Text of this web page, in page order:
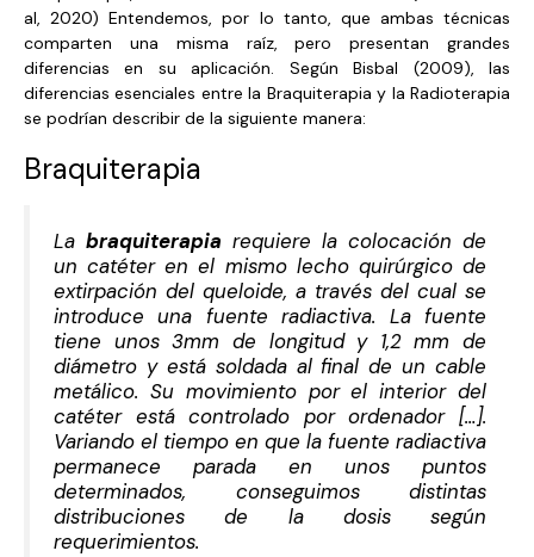
al, 2020) Entendemos, por lo tanto, que ambas técnicas
comparten una misma raíz, pero presentan grandes
diferencias en su aplicación. Según Bisbal (2009), las
diferencias esenciales entre la Braquiterapia y la Radioterapia
se podrían describir de la siguiente manera:
Braquiterapia
La braquiterapia requiere la colocación de
un catéter en el mismo lecho quirúrgico de
extirpación del queloide, a través del cual se
introduce una fuente radiactiva. La fuente
tiene unos 3mm de longitud y 1,2 mm de
diámetro y está soldada al final de un cable
metálico. Su movimiento por el interior del
catéter está controlado por ordenador […].
Variando el tiempo en que la fuente radiactiva
permanece parada en unos puntos
determinados, conseguimos distintas
distribuciones de la dosis según
requerimientos.